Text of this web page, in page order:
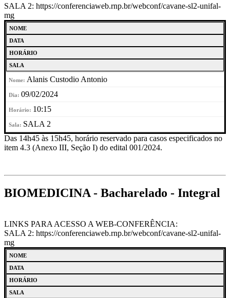
SALA 2: https://conferenciaweb.rnp.br/webconf/cavane-sl2-unifal-
mg
NOME
DATA
HORÁRIO
SALA
Alanis Custodio Antonio
09/02/2024
10:15
SALA 2
Das 14h45 às 15h45, horário reservado para casos especificados no
item 4.3 (Anexo III, Seção I) do edital 001/2024.
BIOMEDICINA - Bacharelado - Integral
LINKS PARA ACESSO A WEB-CONFERÊNCIA:
SALA 2: https://conferenciaweb.rnp.br/webconf/cavane-sl2-unifal-
mg
NOME
DATA
HORÁRIO
SALA